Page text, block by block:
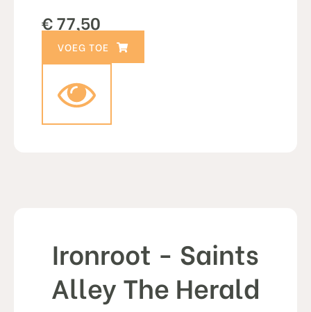
€77,50
Ironroot - Saints
Alley The Herald